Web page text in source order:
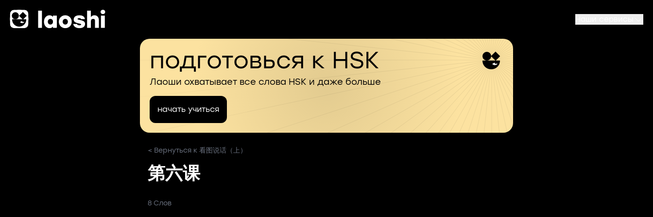
подготовься к HSK
Лаоши охватывает все слова HSK и даже больше
начать учиться
< Вернуться к 看图说话（上）
第六课
8 Слов